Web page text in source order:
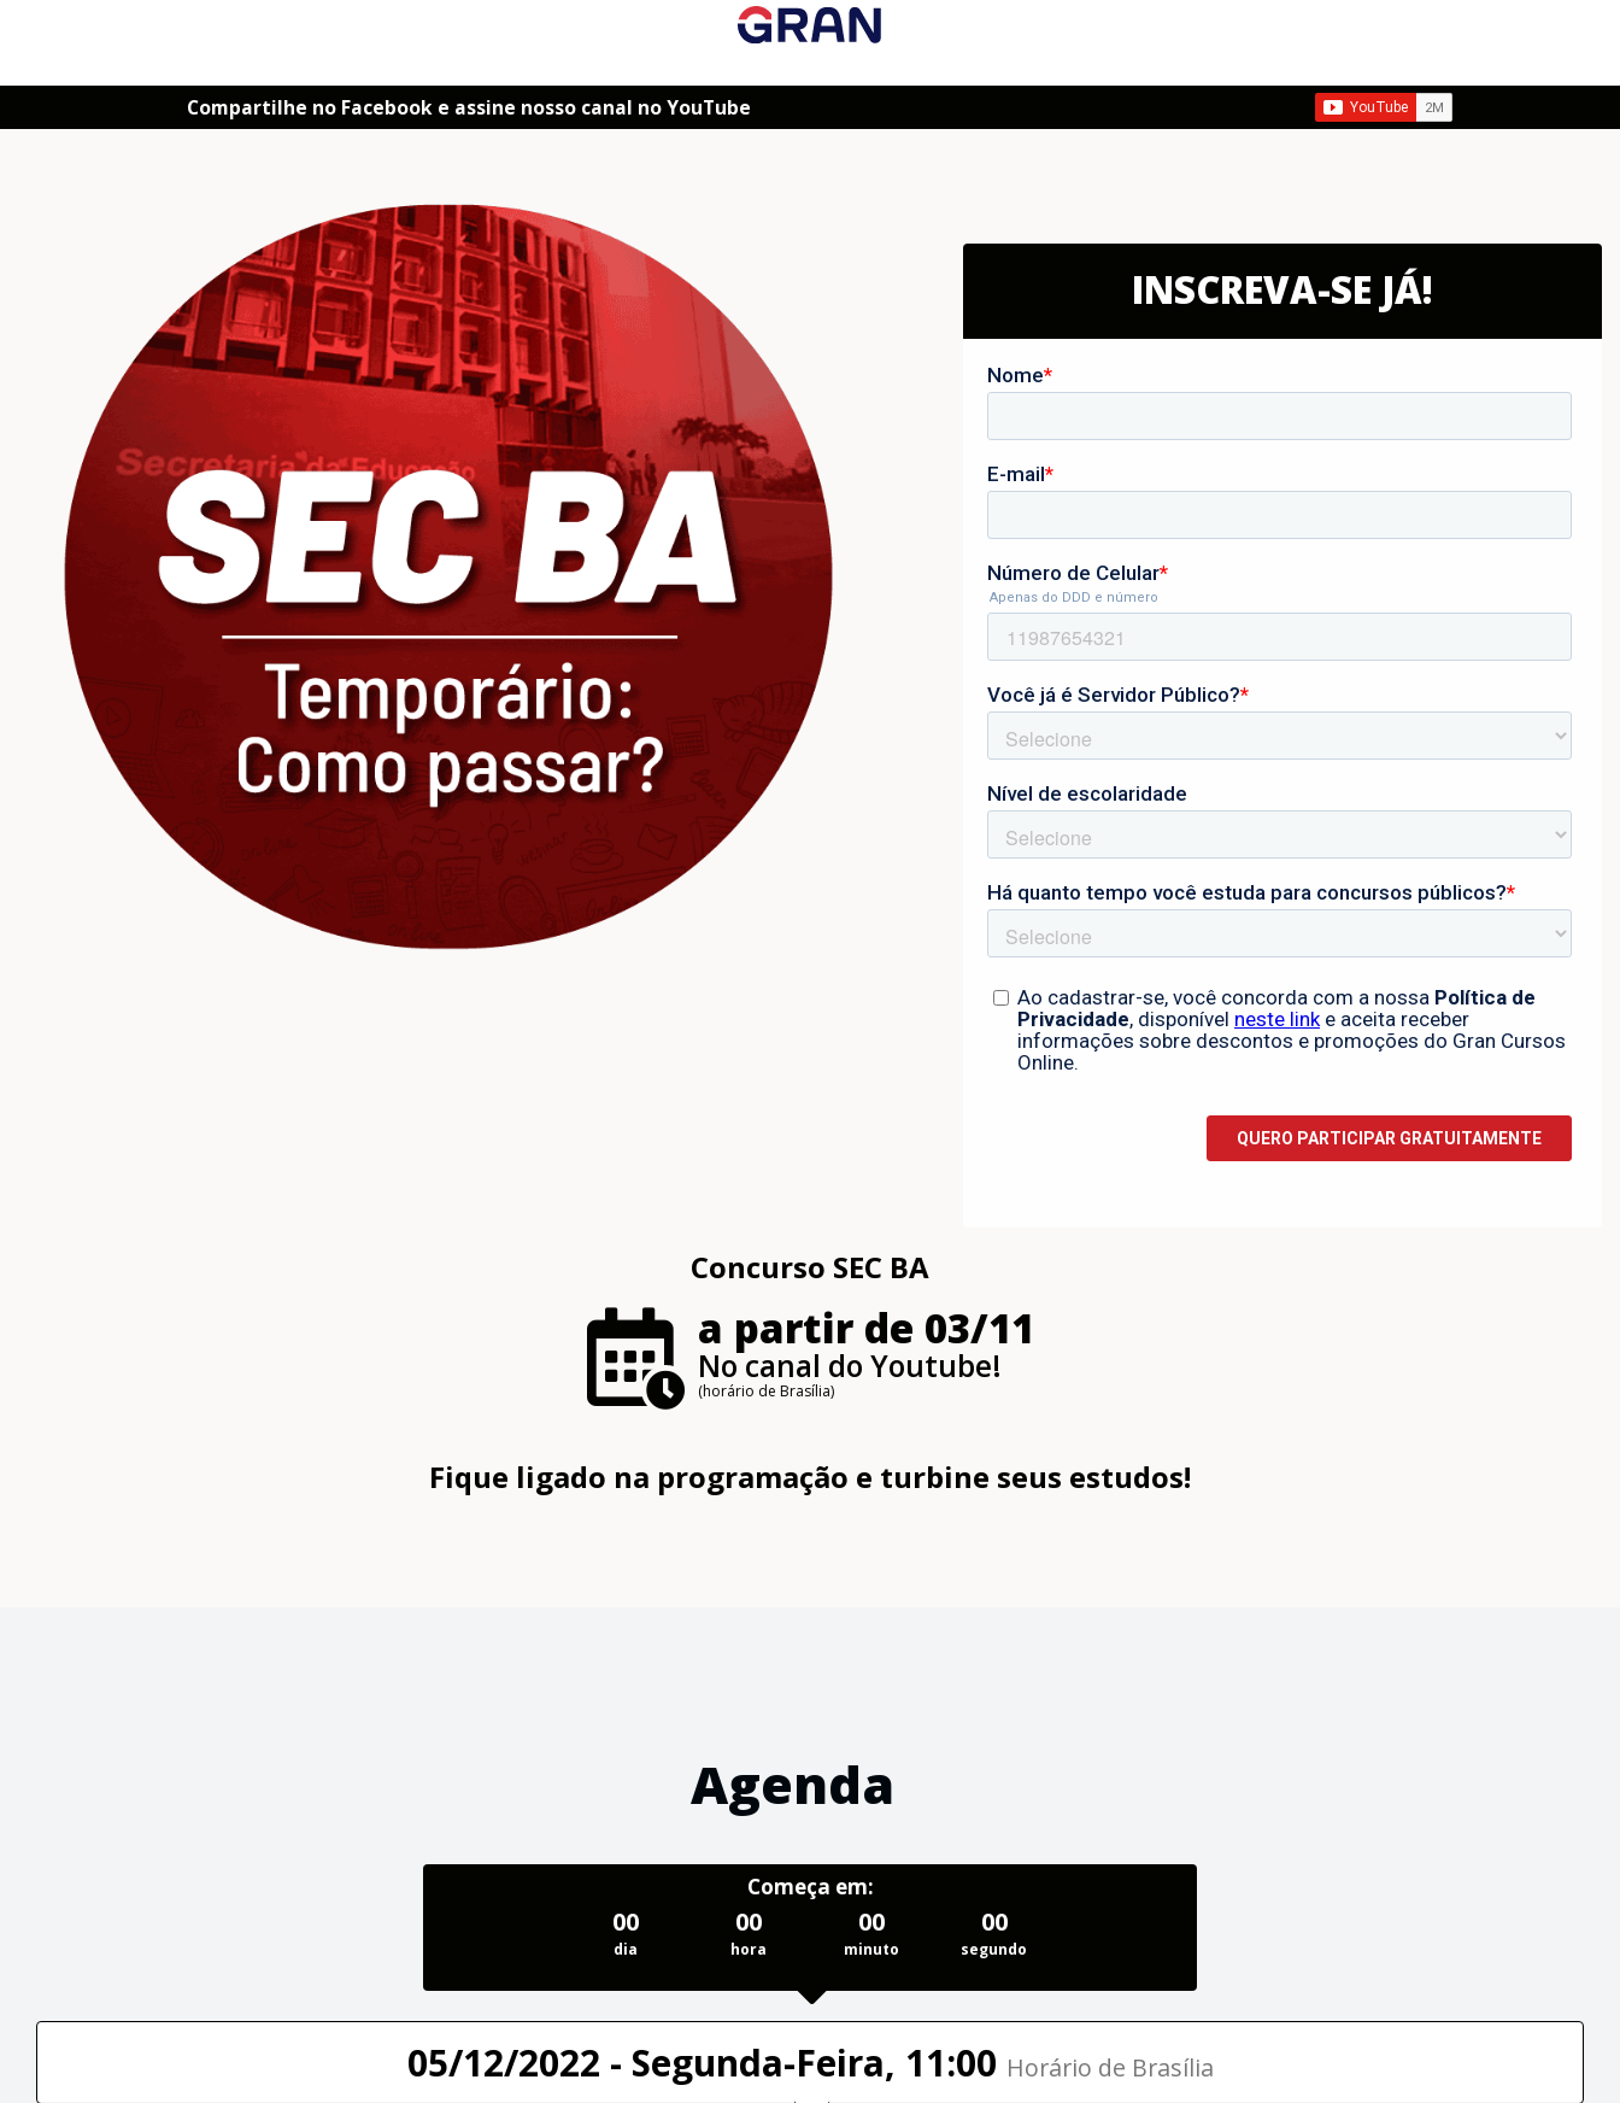
Compartilhe no Facebook e assine nosso canal no YouTube
INSCREVA-SE JÁ!
Concurso SEC BA
a partir de 03/11
No canal do Youtube!
(horário de Brasília)
Fique ligado na programação e turbine seus estudos!
Agenda
Começa em:
00
dia
00
hora
00
minuto
00
segundo
05/12/2022 - Segunda-Feira, 11:00 Horário de Brasília